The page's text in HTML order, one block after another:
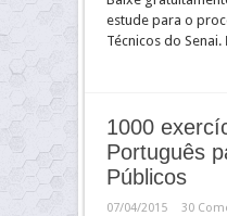
estude para o
Técnicos do Senai.
1000
Português
Públicos
07/04/2015 30